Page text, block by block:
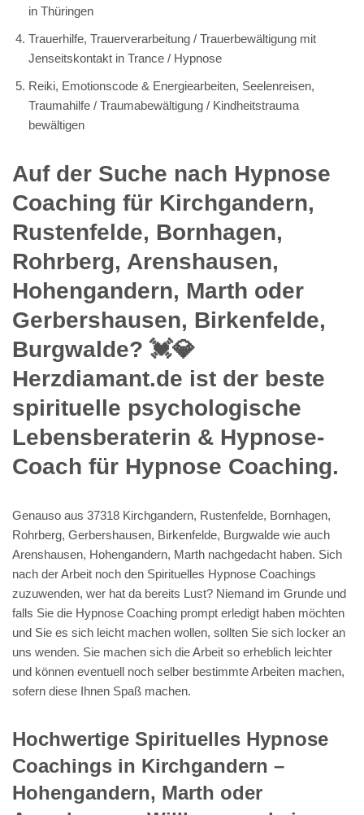
in Thüringen
Trauerhilfe, Trauerverarbeitung / Trauerbewältigung mit
Jenseitskontakt in Trance / Hypnose
Reiki, Emotionscode & Energiearbeiten, Seelenreisen,
Traumahilfe / Traumabewältigung / Kindheitstrauma
bewältigen
Auf der Suche nach Hypnose
Coaching für Kirchgandern,
Rustenfelde, Bornhagen,
Rohrberg, Arenshausen,
Hohengandern, Marth oder
Gerbershausen, Birkenfelde,
Burgwalde? 💓️💎
Herzdiamant.de ist der beste
spirituelle psychologische
Lebensberaterin & Hypnose-
Coach für Hypnose Coaching.
Genauso aus 37318 Kirchgandern, Rustenfelde, Bornhagen,
Rohrberg, Gerbershausen, Birkenfelde, Burgwalde wie auch
Arenshausen, Hohengandern, Marth nachgedacht haben. Sich
nach der Arbeit noch den Spirituelles Hypnose Coachings
zuzuwenden, wer hat da bereits Lust? Niemand im Grunde und
falls Sie die Hypnose Coaching prompt erledigt haben möchten
und Sie es sich leicht machen wollen, sollten Sie sich locker an
uns wenden. Sie machen sich die Arbeit so erheblich leichter
und können eventuell noch selber bestimmte Arbeiten machen,
sofern diese Ihnen Spaß machen.
Hochwertige Spirituelles Hypnose
Coachings in Kirchgandern –
Hohengandern, Marth oder